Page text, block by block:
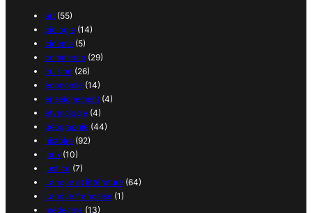
art (55)
biologie (14)
cinéma (5)
commerce (29)
cuisine (26)
économie (14)
enseignement (4)
étymologie (4)
géographie (44)
histoire (92)
jeux (10)
justice (7)
Langue et littérature (64)
Langue française (1)
médecine (13)